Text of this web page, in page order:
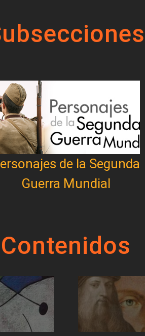
de la Segunda
Guerra Mundial
Contenidos